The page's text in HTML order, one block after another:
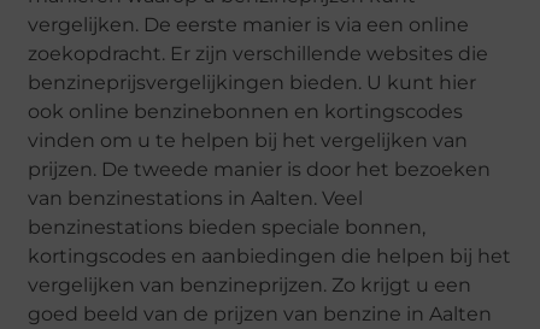
vergelijken. De eerste manier is via een online
zoekopdracht. Er zijn verschillende websites die
benzineprijsvergelijkingen bieden. U kunt hier
ook online benzinebonnen en kortingscodes
vinden om u te helpen bij het vergelijken van
prijzen. De tweede manier is door het bezoeken
van benzinestations in Aalten. Veel
benzinestations bieden speciale bonnen,
kortingscodes en aanbiedingen die helpen bij het
vergelijken van benzineprijzen. Zo krijgt u een
goed beeld van de prijzen van benzine in Aalten